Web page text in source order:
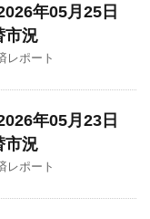
年05月25日
市況
レポート
年05月23日
市況
レポート